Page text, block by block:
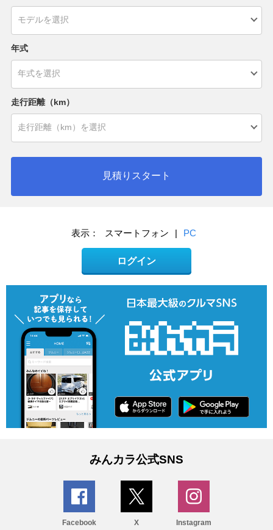
年式
走行距離（km）
見積りスタート
表示： スマートフォン | PC
ログイン
みんカラ公式SNS
Facebook X Instagram